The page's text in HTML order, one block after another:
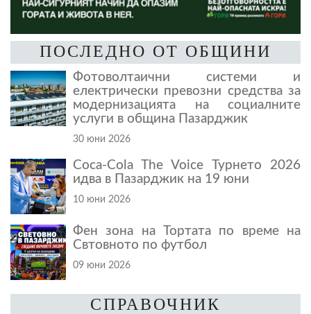
ПОСЛЕДНО ОТ ОБЩИНИ
Фотоволтаични системи и
електрически превозни средства за
модернизацията на социалните
услуги в община Пазарджик
30 юни 2026
Coca-Cola The Voice Турнето 2026
идва в Пазарджик на 19 юни
10 юни 2026
Фен зона на Тортата по време на
Свтовното по футбол
09 юни 2026
СПРАВОЧНИК